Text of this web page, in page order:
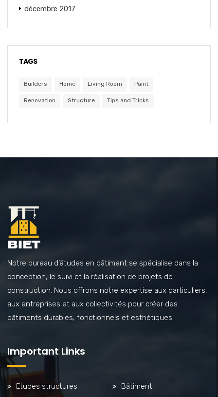
décembre 2017
TAGS
Builders Home Living Room Paint
Renovation Structure Tips and Tricks
Notre bureau d’études en bâtiment se spécialise dans la
conception, le suivi et la réalisation de projets de
construction. Nous offrons notre expertise aux particuliers,
aux entreprises et aux collectivités pour créer des
bâtiments durables, fonctionnels et esthétiques.
Important Links
Etudes structures Bâtiment